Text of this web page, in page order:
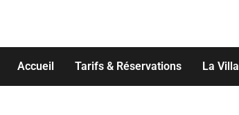
Accueil Tarifs & Réservations La Villa